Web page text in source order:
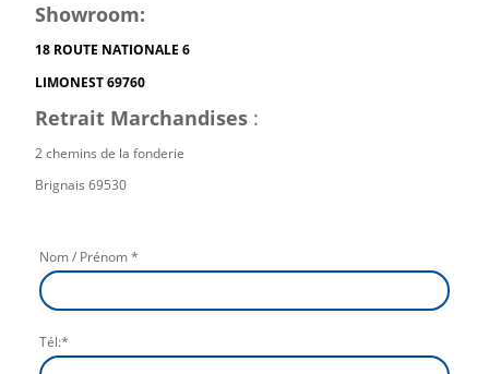
Showroom:
18 ROUTE NATIONALE 6
LIMONEST 69760
Retrait Marchandises :
2 chemins de la fonderie
Brignais 69530
Nom / Prénom*
Tél:*